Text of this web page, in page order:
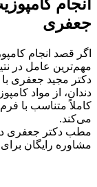
انجام
جعفری
اگر قصد انجام
مهم‌ترین عامل در
دکتر مجید جعفری با
دندان، از مواد
کاملاً متناسب با
می‌کند.
مطب دکتر جعفری در
مشاوره رایگان